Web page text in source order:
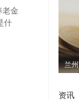
金
什
资讯